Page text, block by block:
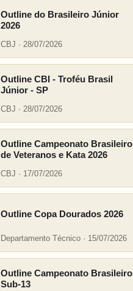
Outline do Brasileiro Júnior
2026
CBJ · 28/07/2026
Outline CBI - Troféu Brasil
Júnior - SP
CBJ · 28/07/2026
Outline Campeonato Brasileiro
de Veteranos e Kata 2026
CBJ · 17/07/2026
Outline Copa Dourados 2026
Departamento Técnico · 15/07/2026
Outline Campeonato Brasileiro
Sub-13